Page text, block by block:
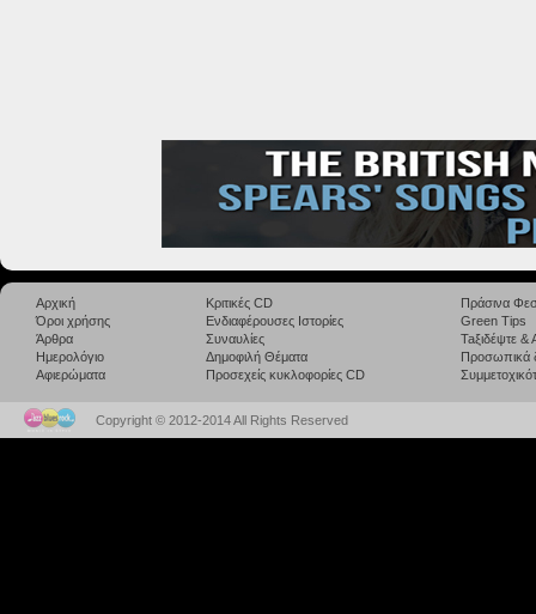
Αρχική
Όροι χρήσης
Άρθρα
Ημερολόγιο
Αφιερώματα
Κριτικές CD
Ενδιαφέρουσες Ιστορίες
Συναυλίες
Δημοφιλή Θέματα
Προσεχείς κυκλοφορίες CD
Πράσινα
Green Tips
Taξιδέψτε
Προσωπικά
Copyright © 2012-2014 All Rights Reserved